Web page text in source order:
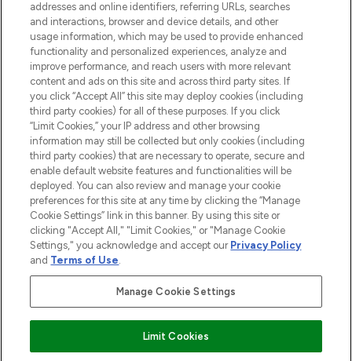
Do Not Sell or Share My Personal
Information
HILFE & INFORMATION
IMPRESSUM
ÜBER LOOKFANTASTIC
COVID-19
Pay Securely With
addresses and online identifiers, referring URLs, searches
and interactions, browser and device details, and other
usage information, which may be used to provide enhanced
functionality and personalized experiences, analyze and
improve performance, and reach users with more relevant
content and ads on this site and across third party sites. If
you click “Accept All” this site may deploy cookies (including
third party cookies) for all of these purposes. If you click
“Limit Cookies,” your IP address and other browsing
information may still be collected but only cookies (including
third party cookies) that are necessary to operate, secure and
enable default website features and functionalities will be
deployed. You can also review and manage your cookie
preferences for this site at any time by clicking the “Manage
Cookie Settings” link in this banner. By using this site or
clicking "Accept All," "Limit Cookies," or "Manage Cookie
Settings," you acknowledge and accept our Privacy Policy
and Terms of Use.
Manage Cookie Settings
Limit Cookies